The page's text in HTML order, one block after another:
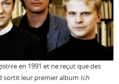
en 1991 et ne reçut que des
sortit leur premier album Ich